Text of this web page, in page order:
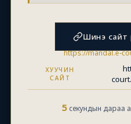
Шинэ сайт
https://mandal.e-
ХУУЧИН
САЙТ
5 секундын дараа